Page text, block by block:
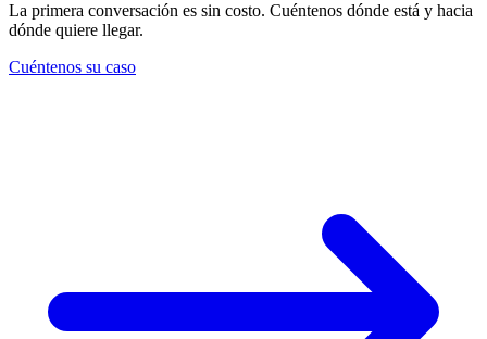
La primera conversación es sin costo. Cuéntenos dónde está y hacia
dónde quiere llegar.
Cuéntenos su caso